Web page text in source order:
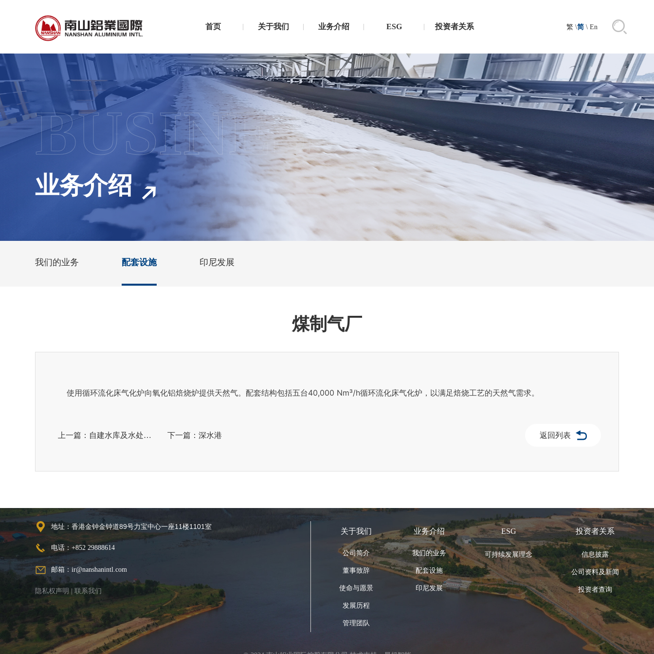
首页 关于我们 业务介绍 ESG 投资者关系 繁 \简 \ En
BUSINESS
业务介绍
我们的业务 配套设施 印尼发展
煤制气厂
使用循环流化床气化炉向氧化铝焙烧炉提供天然气。配套结构包括五台40,000 Nm³/h循环流化床气化炉，以满足焙烧工艺的天然气需求。
上一篇：自建水库及水处理厂 下一篇：深水港 返回列表
地址：香港金钟金钟道89号力宝中心一座11楼1101室
电话：+852 29888614
邮箱：ir@nanshanintl.com
隐私权声明 联系我们
关于我们
公司简介
董事致辞
使命与愿景
发展历程
管理团队
业务介绍
我们的业务
配套设施
印尼发展
ESG
可持续发展理念
投资者关系
信息披露
公司资料及新闻
投资者查询